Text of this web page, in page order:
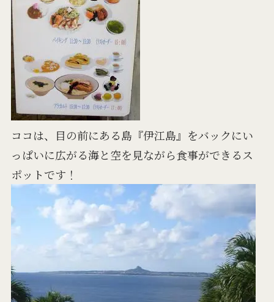
ココは、目の前にある島『伊江島』をバックにい
っぱいに広がる海と空を見ながら食事ができるス
ポットです！